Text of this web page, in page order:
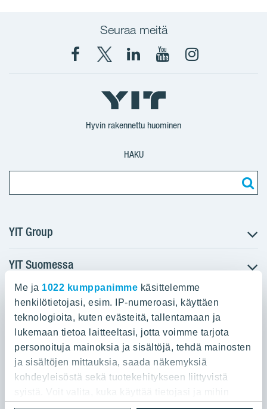
Me ja 1022 kumppanimme käsittelemme
henkilötietojasi, esim. IP-numeroasi, käyttäen
teknologioita, kuten evästeitä, tallentamaan ja
lukemaan tietoa laitteeltasi, jotta voimme tarjota
personoituja mainoksia ja sisältöjä, tehdä mainosten
ja sisältöjen mittauksia, saada näkemyksiä
kohdeyleisöstä sekä tuotekehitykseen liittyvistä
syistä. Voit valita, kuka käyttää tietojasi ja mihin
tarkoituksiin.
Seuraa meitä
Facebook
X
YIT
Suomi
YIT
Corporation
YIT
Corporation
Instagram
Hyvin rakennettu huominen
HAKU
YIT Group
Tietoa YIT:stä
Töihin meille
Sijoittajat
Projektit
Vastuullisuus
Media
Yhteystiedot
YIT Suomessa
Myytävät asunnot
Vuokrattavat toimitilat
Kiinteistösijoittaminen
Infrarakentaminen
Toimitilarakentaminen
Teollisuusrakentaminen
YIT:n pääkonttori
Panuntie 11, PL 36, 00620 Helsinki
020 433 111